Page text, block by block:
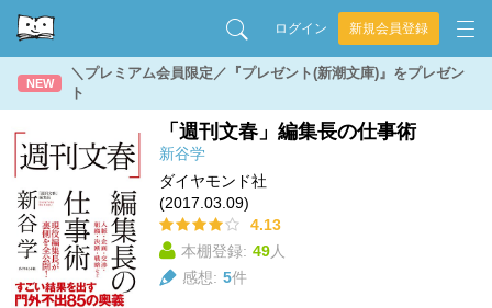
ログイン 新規会員登録
NEW
＼プレミアム会員限定／『プレゼント(新潮文庫)』をプレゼン
ト
「週刊文春」編集長の仕事術
新谷学
ダイヤモンド社
(2017.03.09)
4.13
本棚登録: 49人
感想: 5件